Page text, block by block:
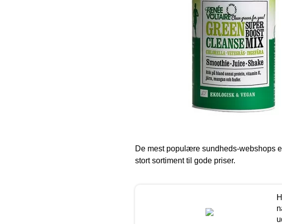
De mest populære sundheds-webshops
stort sortiment til gode priser.